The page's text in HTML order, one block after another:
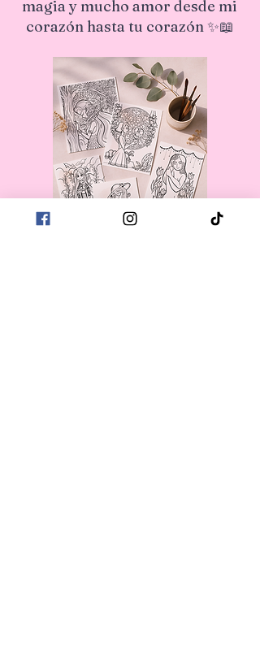
magia y mucho amor desde mi
corazón hasta tu corazón ✨📖